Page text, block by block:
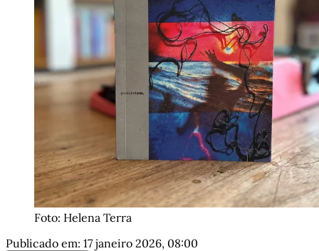
Foto: Helena Terra
Publicado em: 17 janeiro 2026, 08:00